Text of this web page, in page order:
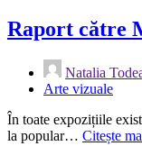
Raport către
Natalia
Arte vizuale
În toate expozițiile
la popular… Citește